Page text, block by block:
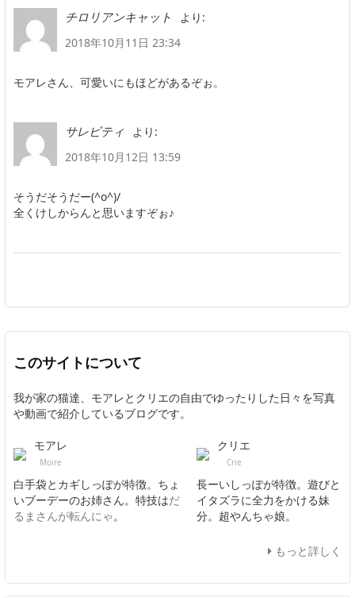
チロリアンキャット
より:
2018年10月11日 23:34
モアレさん、可愛いにもほどがあるぞぉ。
サレビティ
より:
2018年10月12日 13:59
そうだそうだー(^o^)/
全くけしからんと思いますぞぉ♪
このサイトについて
我が家の猫達、モアレとクリエの自由でゆったりした日々を写真
や動画で紹介しているブログです。
モアレ
Moire
白手袋とカギしっぽが特徴。ちょ
いブーデーのお姉さん。特技はだ
るまさんが転んにゃ。
クリエ
Crie
長ーいしっぽが特徴。遊びと
イタズラに全力をかける妹
分。超やんちゃ娘。
もっと詳しく